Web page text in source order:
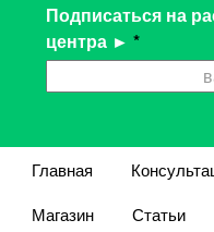
Подписаться на
центра ► *
Главная
Магазин
Статьи